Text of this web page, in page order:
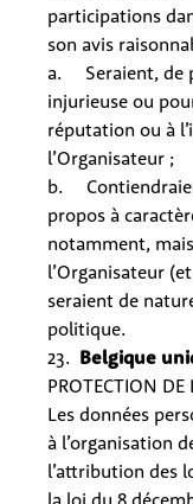
participations
son avis
a. Seraient, de
injurieuse ou
réputation ou à
l’Organisateur ;
b.
propos à
notamment, mais
l’Organisateur
seraient de
politique.
23. Belgique
PROTECTION DE
Les données
à l’organisation
l’attribution des
la loi du 8